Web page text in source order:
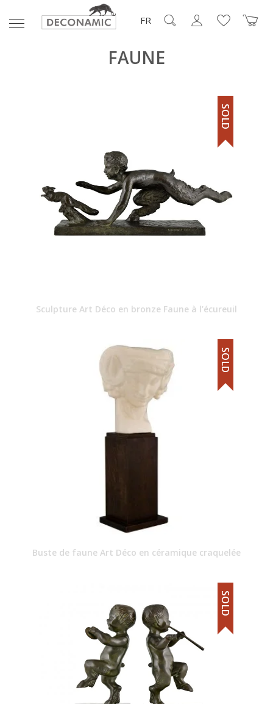
FR
FAUNE
Sculpture Art Déco en bronze Faune à l’écureuil
SOLD
Buste de faune Art Déco en céramique craquelée
SOLD
SOLD